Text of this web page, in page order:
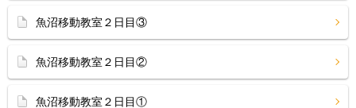
魚沼移動教室２日目③
魚沼移動教室２日目②
魚沼移動教室２日目①